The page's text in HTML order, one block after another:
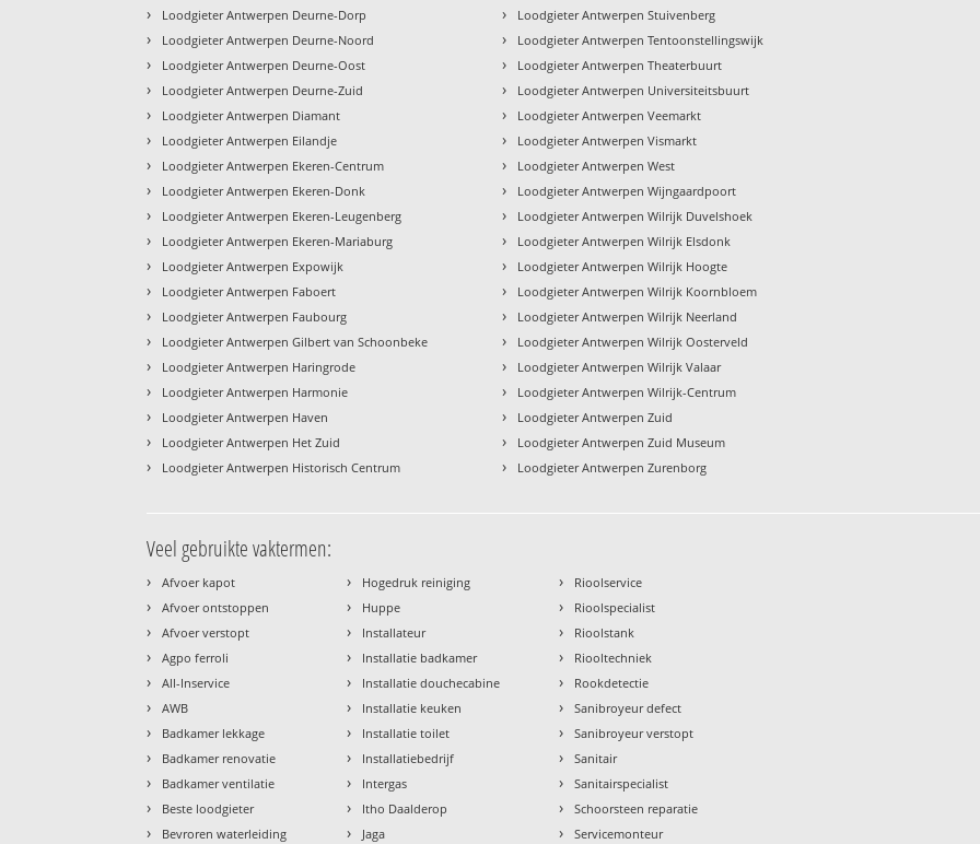
› Loodgieter Antwerpen Deurne-Dorp
› Loodgieter Antwerpen Deurne-Noord
› Loodgieter Antwerpen Deurne-Oost
› Loodgieter Antwerpen Deurne-Zuid
› Loodgieter Antwerpen Diamant
› Loodgieter Antwerpen Eilandje
› Loodgieter Antwerpen Ekeren-Centrum
› Loodgieter Antwerpen Ekeren-Donk
› Loodgieter Antwerpen Ekeren-Leugenberg
› Loodgieter Antwerpen Ekeren-Mariaburg
› Loodgieter Antwerpen Expowijk
› Loodgieter Antwerpen Faboert
› Loodgieter Antwerpen Faubourg
› Loodgieter Antwerpen Gilbert van Schoonbeke
› Loodgieter Antwerpen Haringrode
› Loodgieter Antwerpen Harmonie
› Loodgieter Antwerpen Haven
› Loodgieter Antwerpen Het Zuid
› Loodgieter Antwerpen Historisch Centrum
› Loodgieter Antwerpen Stuivenberg
› Loodgieter Antwerpen Tentoonstellingswijk
› Loodgieter Antwerpen Theaterbuurt
› Loodgieter Antwerpen Universiteitsbuurt
› Loodgieter Antwerpen Veemarkt
› Loodgieter Antwerpen Vismarkt
› Loodgieter Antwerpen West
› Loodgieter Antwerpen Wijngaardpoort
› Loodgieter Antwerpen Wilrijk Duvelshoek
› Loodgieter Antwerpen Wilrijk Elsdonk
› Loodgieter Antwerpen Wilrijk Hoogte
› Loodgieter Antwerpen Wilrijk Koornbloem
› Loodgieter Antwerpen Wilrijk Neerland
› Loodgieter Antwerpen Wilrijk Oosterveld
› Loodgieter Antwerpen Wilrijk Valaar
› Loodgieter Antwerpen Wilrijk-Centrum
› Loodgieter Antwerpen Zuid
› Loodgieter Antwerpen Zuid Museum
› Loodgieter Antwerpen Zurenborg
Veel gebruikte vaktermen:
› Afvoer kapot
› Afvoer ontstoppen
› Afvoer verstopt
› Agpo ferroli
› All-Inservice
› AWB
› Badkamer lekkage
› Badkamer renovatie
› Badkamer ventilatie
› Beste loodgieter
› Bevroren waterleiding
› Hogedruk reiniging
› Huppe
› Installateur
› Installatie badkamer
› Installatie douchecabine
› Installatie keuken
› Installatie toilet
› Installatiebedrijf
› Intergas
› Itho Daalderop
› Jaga
› Rioolservice
› Rioolspecialist
› Rioolstank
› Riooltechniek
› Rookdetectie
› Sanibroyeur defect
› Sanibroyeur verstopt
› Sanitair
› Sanitairspecialist
› Schoorsteen reparatie
› Servicemonteur